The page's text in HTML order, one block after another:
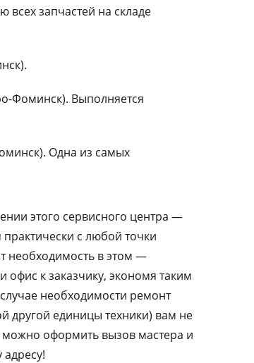
запчастей на складе
Фоминск). Выполняется
Одна из самых
этого сервисного центра —
с любой точки
необходимость в этом —
офис к заказчику, экономя таким
необходимости ремонт
другой единицы техники) вам не
оформить вызов мастера и